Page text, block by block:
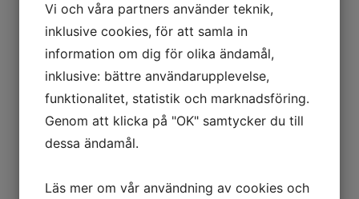
Ekologiskt Lantbruk utges av
intresseorganisationen Ekologiska
Lantbrukarna. Tidningen går ut till
föreningens medlemmar samt prenumeranter.
Det är Sveriges enda specialtidning för
ekologiskt lantbruk med fackartiklar,
Vi och våra partners använder teknik,
inklusive cookies, för att samla in
information om dig för olika ändamål,
inklusive: bättre användarupplevelse,
funktionalitet, statistik och marknadsföring.
Genom att klicka på "OK" samtycker du till
dessa ändamål.
Läs mer om vår användning av cookies och